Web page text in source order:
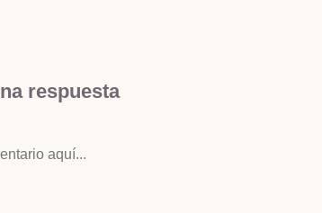
respuesta